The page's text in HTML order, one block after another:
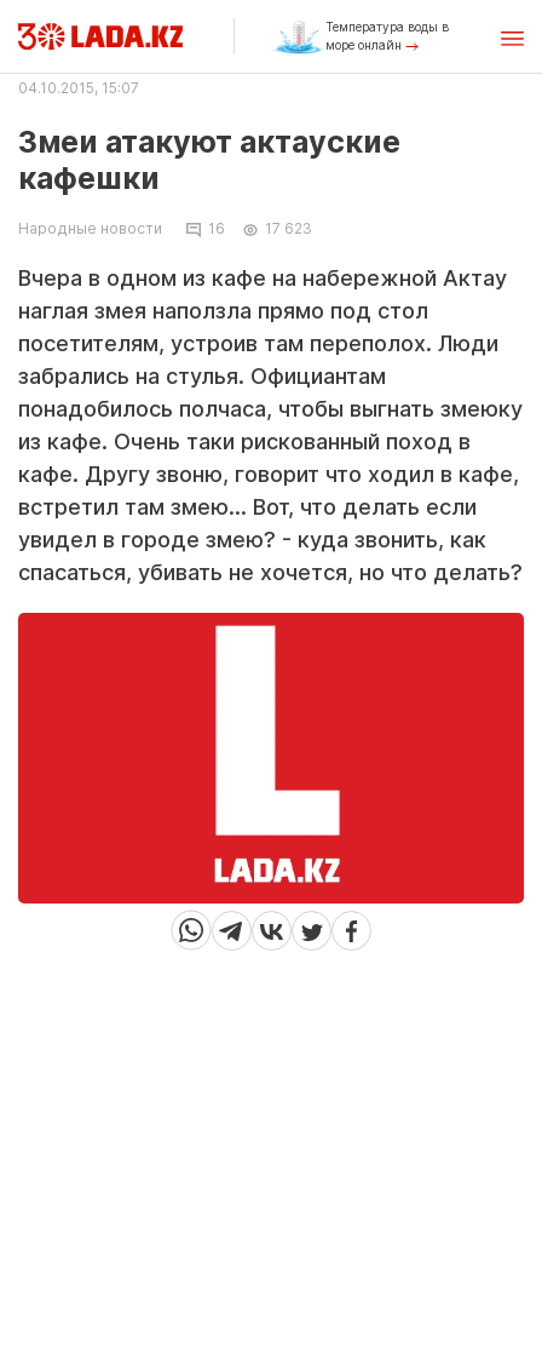
Температура воды в
море онлайн
04.10.2015, 15:07
Змеи атакуют актауские
кафешки
Народные новости 16 17 623
Вчера в одном из кафе на набережной Актау
наглая змея наползла прямо под стол
посетителям, устроив там переполох. Люди
забрались на стулья. Официантам
понадобилось полчаса, чтобы выгнать змеюку
из кафе. Очень таки рискованный поход в
кафе. Другу звоню, говорит что ходил в кафе,
встретил там змею... Вот, что делать если
увидел в городе змею? - куда звонить, как
спасаться, убивать не хочется, но что делать?